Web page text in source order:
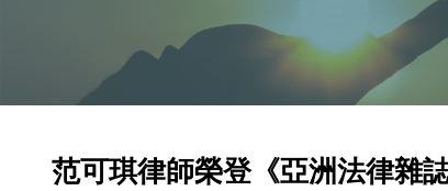
范可琪律師榮登《亞洲法律雜